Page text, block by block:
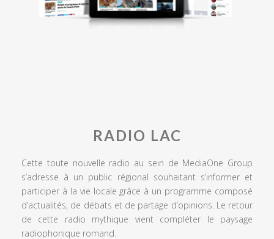
RADIO LAC
Cette toute nouvelle radio au sein de MediaOne Group
s’adresse à un public régional souhaitant s’informer et
participer à la vie locale grâce à un programme composé
d’actualités, de débats et de partage d’opinions. Le retour
de cette radio mythique vient compléter le paysage
radiophonique romand.